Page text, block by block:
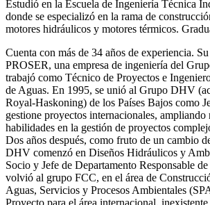
Estudió en la Escuela de Ingeniería Técnica
donde se especializó en la rama de
motores hidráulicos y motores térmicos.
Cuenta con más de 34 años de experiencia.
PROSER, una empresa de ingeniería del
trabajó como Técnico de Proyectos e
de Aguas. En 1995, se unió al Grupo DHV
Royal-Haskoning) de los Países Bajos como
gestione proyectos internacionales,
habilidades en la gestión de proyectos
Dos años después, como fruto de un cambio
DHV comenzó en Diseños Hidráulicos y
Socio y Jefe de Departamento Responsable
volvió al grupo FCC, en el área de
Aguas, Servicios y Procesos Ambientales